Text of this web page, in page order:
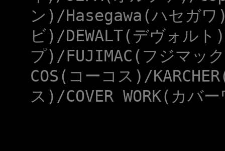
ン)/Hasegawa(ハセガ
ビ)/DEWALT(デヴォル
プ)/FUJIMAC(フジマッ
COS(コーコス)/
ス)/COVER WORK(カ